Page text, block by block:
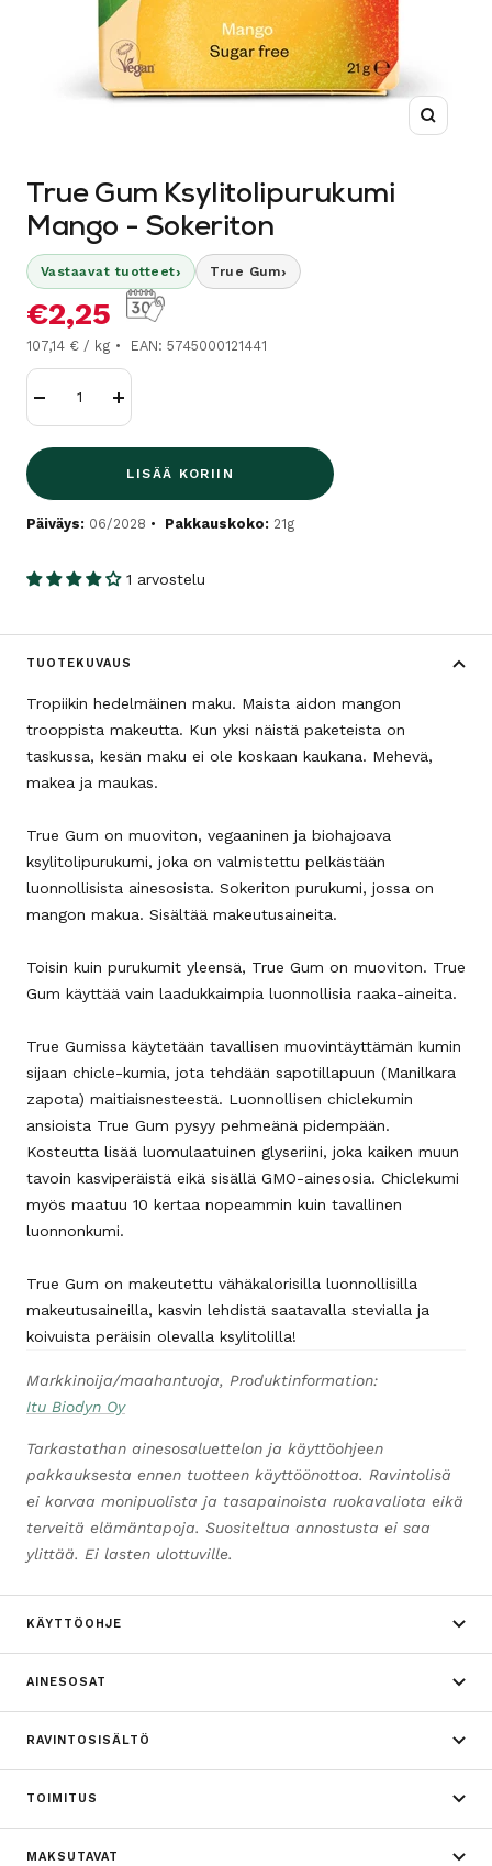
True Gum Ksylitolipurukumi
Mango - Sokeriton
Vastaavat tuotteet› True Gum›
Alennushinta
€2,25
107,14 € / kg EAN: 5745000121441
Lisää
LISÄÄ KORIIN
Päiväys: 06/2028 Pakkauskoko: 21g
1 arvostelu
TUOTEKUVAUS
Tropiikin hedelmäinen maku. Maista aidon mangon
trooppista makeutta. Kun yksi näistä paketeista on
taskussa, kesän maku ei ole koskaan kaukana. Mehevä,
makea ja maukas.
True Gum on muoviton, vegaaninen ja biohajoava
ksylitolipurukumi, joka on valmistettu pelkästään
luonnollisista ainesosista. Sokeriton purukumi, jossa on
mangon makua. Sisältää makeutusaineita.
Toisin kuin purukumit yleensä, True Gum on muoviton. True
Gum käyttää vain laadukkaimpia luonnollisia raaka-aineita.
True Gumissa käytetään tavallisen muovintäyttämän kumin
sijaan chicle-kumia, jota tehdään sapotillapuun (Manilkara
zapota) maitiaisnesteestä. Luonnollisen chiclekumin
ansioista True Gum pysyy pehmeänä pidempään.
Kosteutta lisää luomulaatuinen glyseriini, joka kaiken muun
tavoin kasviperäistä eikä sisällä GMO-ainesosia. Chiclekumi
myös maatuu 10 kertaa nopeammin kuin tavallinen
luonnonkumi.
True Gum on makeutettu vähäkalorisilla luonnollisilla
makeutusaineilla, kasvin lehdistä saatavalla stevialla ja
koivuista peräisin olevalla ksylitolilla!
Markkinoija/maahantuoja, Produktinformation:
Itu Biodyn Oy
Tarkastathan ainesosaluettelon ja käyttöohjeen
pakkauksesta ennen tuotteen käyttöönottoa. Ravintolisä
ei korvaa monipuolista ja tasapainoista ruokavaliota eikä
terveitä elämäntapoja. Suositeltua annostusta ei saa
ylittää. Ei lasten ulottuville.
KÄYTTÖOHJE
AINESOSAT
RAVINTOSISÄLTÖ
TOIMITUS
MAKSUTAVAT